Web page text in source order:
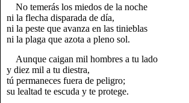
No temerás los miedos de la noche
ni la flecha disparada de día,
ni la peste que avanza en las tinieblas
ni la plaga que azota a pleno sol.
Aunque caigan mil hombres a tu lado
y diez mil a tu diestra,
tú permaneces fuera de peligro;
su lealtad te escuda y te protege.